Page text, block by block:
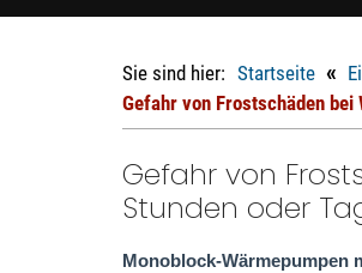
Sie sind hier: Startseite «
Gefahr von Frostschäden
Gefahr von
Stunden oder
Monoblock-Wärmepumpen